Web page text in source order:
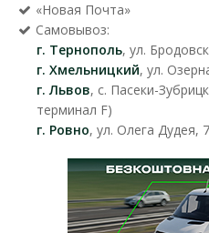
«Новая Почта»
Самовывоз:
г. Тернополь, ул.
г. Хмельницкий, ул.
г. Львов, с. Пасеки-
терминал F)
г. Ровно, ул. Олега Дудея, 7